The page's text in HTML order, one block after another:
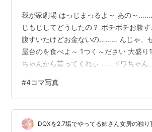
我が家劇場 はっじまっるよ～ あの～
じもじしてどうしたの？ ボチボチお腹
腹すいたけどお金ないの……… んじゃ、
屋台のを食べよ～ 1つく～ださい 大盛り
ちゃんから貰ってくれぃ ……ドワちゃん
しいね～ 鉄板が分厚いとおいしくできる
い……… お腹はち切れそう……… お腹い
眠たくなってきたね 秋祭り楽しかった
～おしまい～
#4コマ写真
DQXを2.7垢でやってる姉さん女房の独り